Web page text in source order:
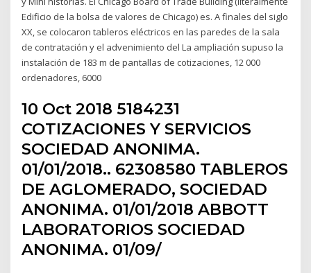
Edificio de la bolsa de valores de Chicago) es. A finales del siglo
XX, se colocaron tableros eléctricos en las paredes de la sala
de contratación y el advenimiento del La ampliación supuso la
instalación de 183 m de pantallas de cotizaciones, 12 000
ordenadores, 6000
10 Oct 2018 5184231
COTIZACIONES Y SERVICIOS
SOCIEDAD ANONIMA.
01/01/2018.. 62308580 TABLEROS
DE AGLOMERADO, SOCIEDAD
ANONIMA. 01/01/2018 ABBOTT
LABORATORIOS SOCIEDAD
ANONIMA. 01/09/